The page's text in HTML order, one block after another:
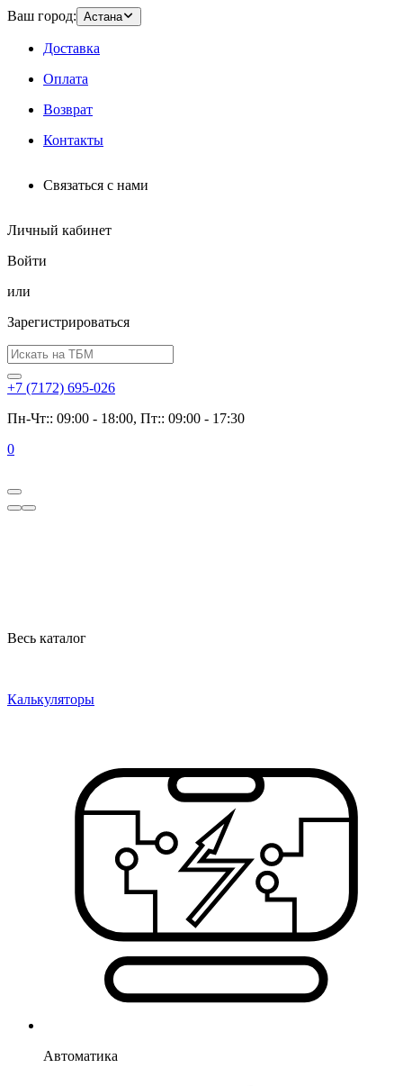
Ваш город: Астана
Доставка
Оплата
Возврат
Контакты
Связаться с нами
Личный кабинет
Войти
или
Зарегистрироваться
+7 (7172) 695-026
Пн-Чт:: 09:00 - 18:00, Пт:: 09:00 - 17:30
0
Весь каталог
Калькуляторы
Автоматика